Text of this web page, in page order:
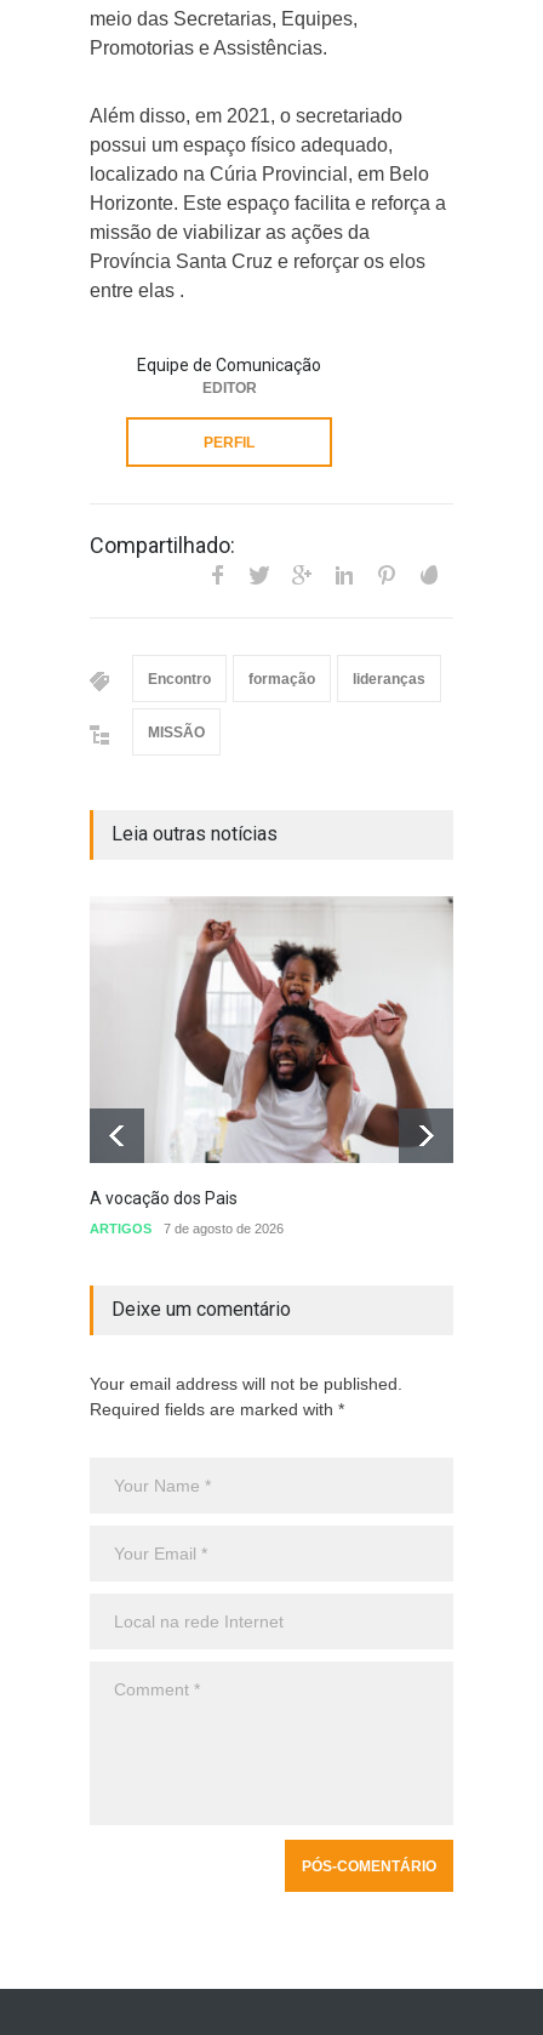
meio das Secretarias, Equipes,
Promotorias e Assistências.
Além disso, em 2021, o secretariado
possui um espaço físico adequado,
localizado na Cúria Provincial, em Belo
Horizonte. Este espaço facilita e reforça a
missão de viabilizar as ações da
Província Santa Cruz e reforçar os elos
entre elas .
Equipe de Comunicação
EDITOR
PERFIL
Compartilhado:
Encontro formação lideranças
MISSÃO
Leia outras notícias
A vocação dos Pais
ARTIGOS 7 de agosto de 2026
Deixe um comentário
Your email address will not be published.
Required fields are marked with *